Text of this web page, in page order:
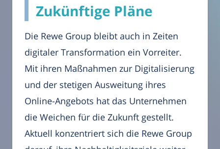
Zukünftige Pläne
Die Rewe Group bleibt auch in Zeiten
digitaler Transformation ein Vorreiter.
Mit ihren Maßnahmen zur Digitalisierung
und der stetigen Ausweitung ihres
Online-Angebots hat das Unternehmen
die Weichen für die Zukunft gestellt.
Aktuell konzentriert sich die Rewe Group